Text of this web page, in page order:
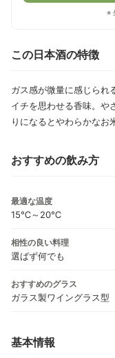
※
この日本酒の特徴
ガス感が微量に感じられ
イチを思わせる香味。や
りになるとやわらかなお
おすすめの飲み方
最適な温度
15℃～20℃
相性の良い料理
選ばず何でも
おすすめのグラス
ガラス製ワイングラス型
基本情報